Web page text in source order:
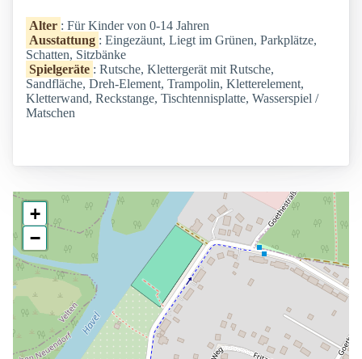
Alter : Für Kinder von 0-14 Jahren
Ausstattung : Eingezäunt, Liegt im Grünen, Parkplätze,
Schatten, Sitzbänke
Spielgeräte : Rutsche, Klettergerät mit Rutsche,
Sandfläche, Dreh-Element, Trampolin, Kletterelement,
Kletterwand, Reckstange, Tischtennisplatte, Wasserspiel /
Matschen
+
−